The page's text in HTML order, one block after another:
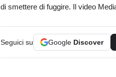
di smettere di fuggire. Il video
Seguici su Google Discover